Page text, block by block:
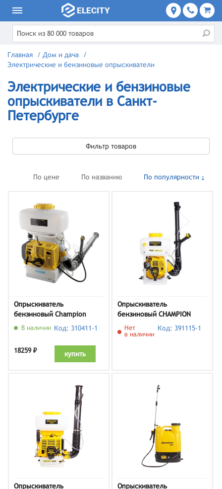
Главная / Дом и дача
/
Электрические и бензиновые опрыскиватели
Электрические и бензиновые
опрыскиватели в Санкт-
Петербурге
Фильтр товаров
По цене По названию По популярности
Опрыскиватель
бензиновый Champion
PS257В наличии Код: 310411-1
18259 ₽ купить
Опрыскиватель
бензиновый CHAMPION
PS242
Нет
в наличии
Код: 391115-1
Опрыскиватель
Опрыскиватель